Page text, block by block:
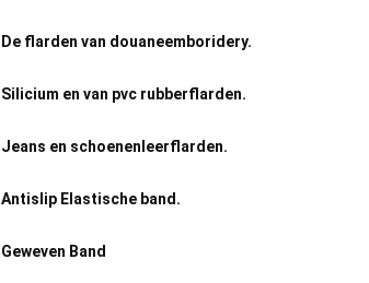
De flarden van douaneemboridery.
Silicium en van pvc rubberflarden.
Jeans en schoenenleerflarden.
Antislip Elastische band.
Geweven Band